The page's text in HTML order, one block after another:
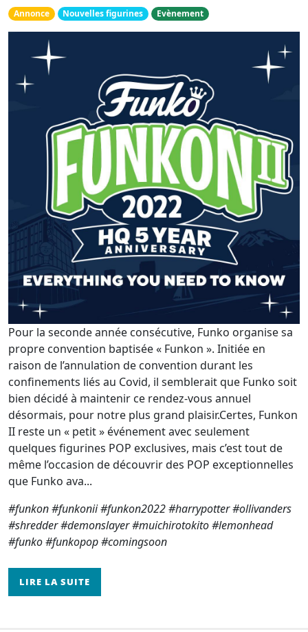
Annonce Nouvelles figurines Evènement
Pour la seconde année consécutive, Funko organise sa
propre convention baptisée « Funkon ». Initiée en
raison de l’annulation de convention durant les
confinements liés au Covid, il semblerait que Funko soit
bien décidé à maintenir ce rendez-vous annuel
désormais, pour notre plus grand plaisir.Certes, Funkon
II reste un « petit » événement avec seulement
quelques figurines POP exclusives, mais c’est tout de
même l’occasion de découvrir des POP exceptionnelles
que Funko ava...
#funkon #funkonii #funkon2022 #harrypotter #ollivanders
#shredder #demonslayer #muichirotokito #lemonhead
#funko #funkopop #comingsoon
LIRE LA SUITE